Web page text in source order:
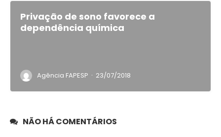
Privação de sono favorece a
dependência química
Agência FAPESP · 23/07/2018
NÃO HÁ COMENTÁRIOS